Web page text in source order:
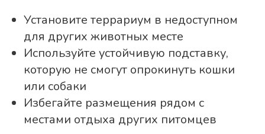
Установите террариум в недоступном
для других животных месте
Используйте устойчивую подставку,
которую не смогут опрокинуть кошки
или собаки
Избегайте размещения рядом с
местами отдыха других питомцев